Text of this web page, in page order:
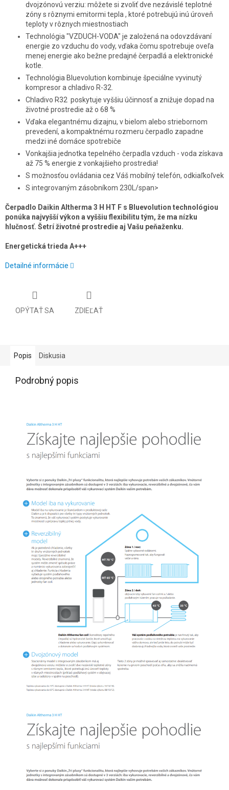
dvojzónovú verziu: môžete si zvoliť dve nezávislé teplotné
zóny s rôznymi emitormi tepla , ktoré potrebujú inú úroveň
teploty v rôznych miestnostiach
Technológia "VZDUCH-VODA" je založená na odovzdávaní
energie zo vzduchu do vody, vďaka čomu spotrebuje oveľa
menej energie ako bežne predajné čerpadlá a elektronické
kotle.
Technológia Bluevolution kombinuje špeciálne vyvinutý
kompresor a chladivo R-32.
Chladivo R32 poskytuje vyššiu účinnosť a znižuje dopad na
životné prostredie až o 68 %
Vďaka elegantnému dizajnu, v bielom alebo striebornom
prevedení, a kompaktnému rozmeru čerpadlo zapadne
medzi iné domáce spotrebiče
Vonkajšia jednotka tepelného čerpadla vzduch - voda získava
až 75 % energie z vonkajšieho prostredia!
S možnosťou ovládania cez Váš mobilný telefón, odkiaľkoľvek
S integrovaným zásobníkom 230L/span>
Čerpadlo Daikin Altherma 3 H HT F s Bluevolution technológiou
ponúka najvyšší výkon a vyššiu flexibilitu tým, že ma nízku
hlučnosť. Šetrí životné prostredie aj Vašu peňaženku.
Energetická trieda A+++
Detailné informácie
OPÝTAŤ SA ZDIEĽAŤ
Popis Diskusia
Podrobný popis